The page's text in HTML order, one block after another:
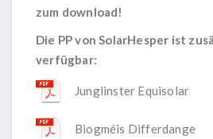
zum download!
Die PP von SolarHesper ist
verfügbar:
Junglinster Equisolar
Biogméis Differdange